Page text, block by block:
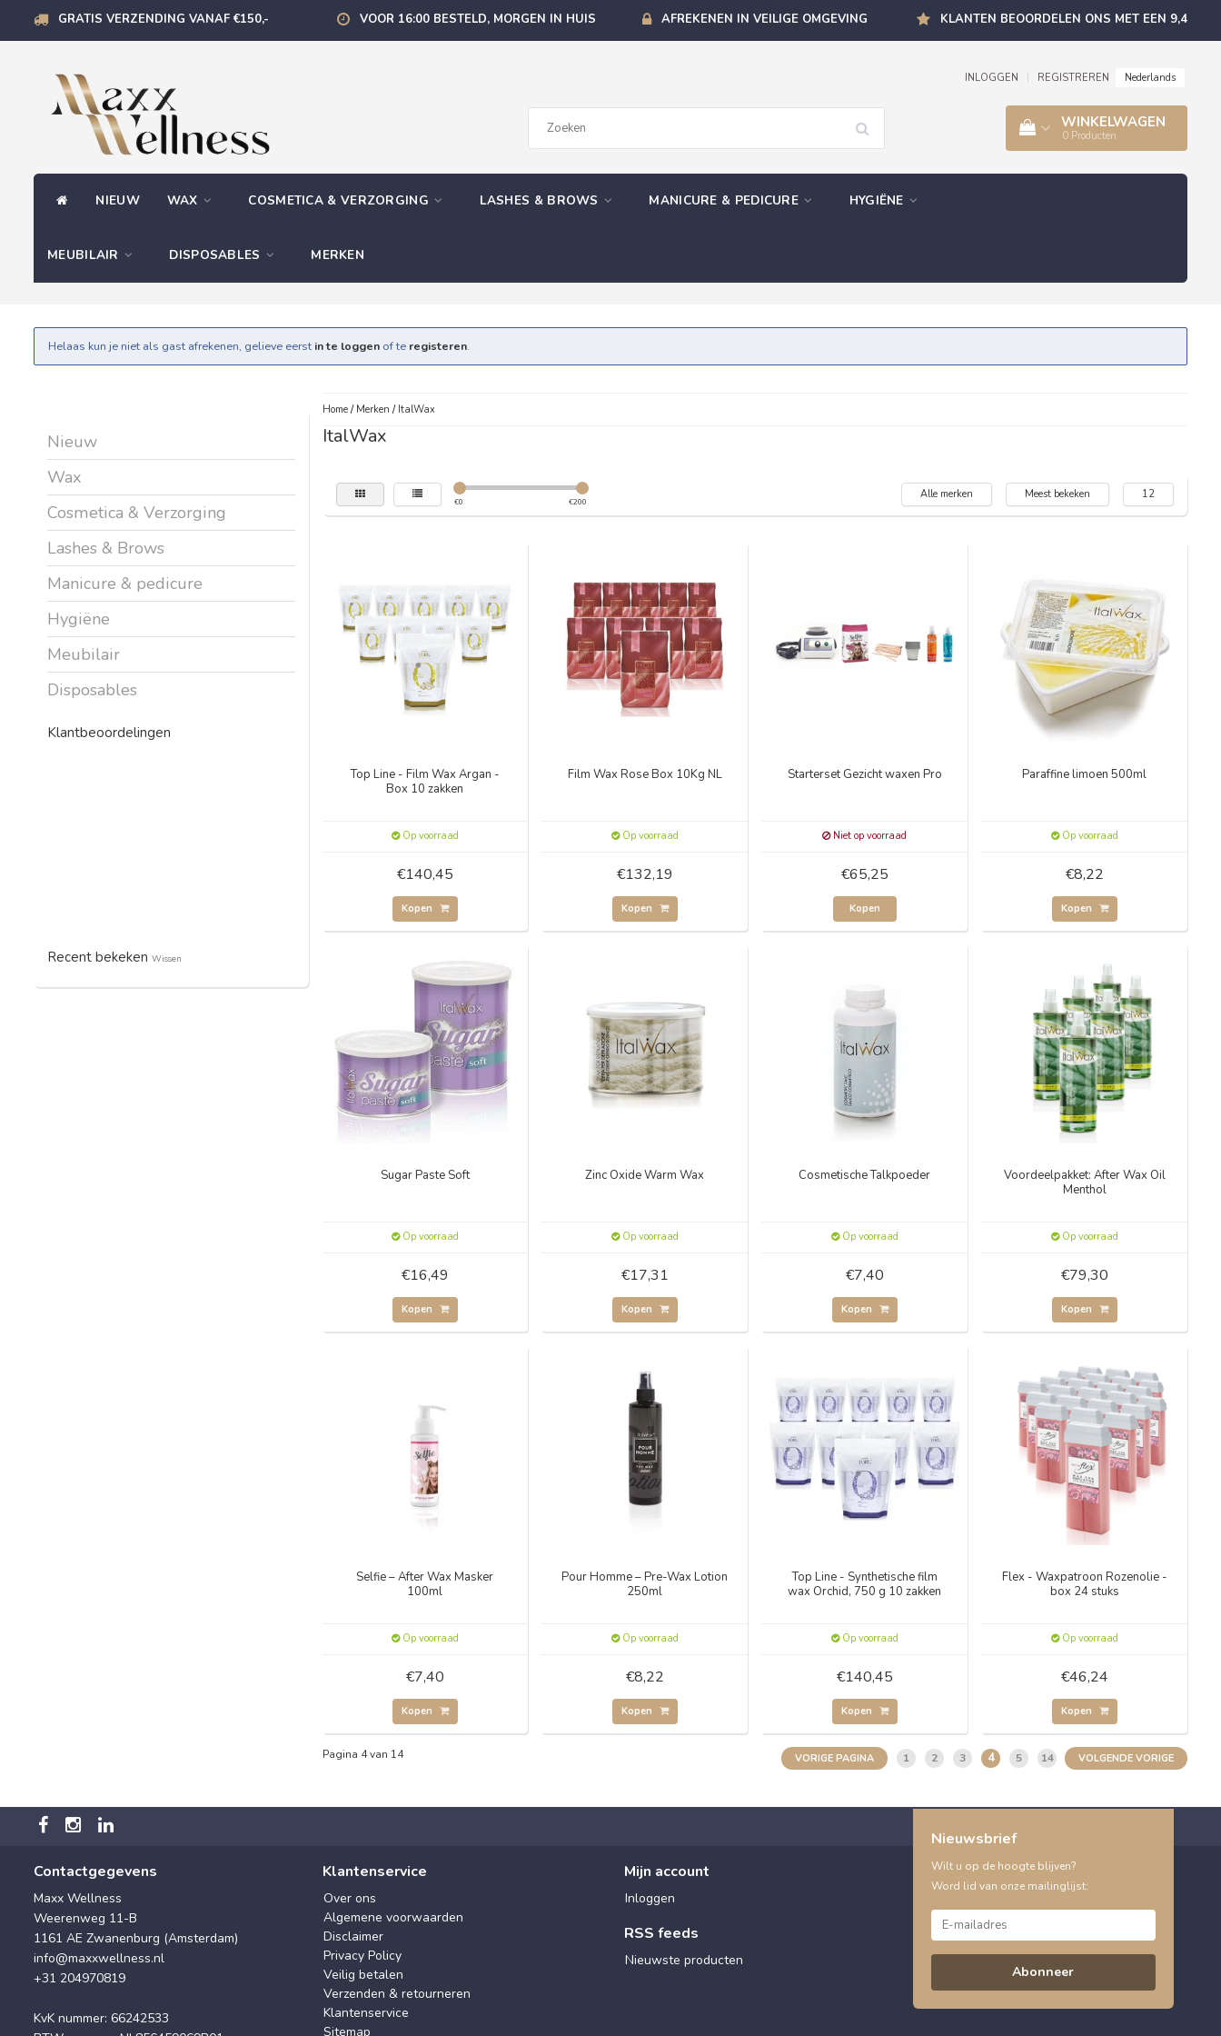
GRATIS VERZENDING VANAF €150,- VOOR 16:00 BESTELD, MORGEN IN HUIS AFREKENEN IN VEILIGE OMGEVING KLANTEN BEOORDELEN ONS MET EEN 9,4
INLOGGEN REGISTREREN Nederlands
WINKELWAGEN
0 Producten
NIEUW WAX COSMETICA & VERZORGING LASHES & BROWS MANICURE & PEDICURE HYGIËNE
MEUBILAIR DISPOSABLES MERKEN
Helaas kun je niet als gast afrekenen, gelieve eerst in te loggen of te registeren.
Nieuw
Wax
Cosmetica & Verzorging
Lashes & Brows
Manicure & pedicure
Hygiëne
Meubilair
Disposables
Klantbeoordelingen
Recent bekeken Wissen
Home/ Merken / ItalWax
ItalWax
€0 €200
Alle merken Meest bekeken 12
Top Line - Film Wax Argan -
Box 10 zakken
Op voorraad
€140,45
Kopen
Film Wax Rose Box 10Kg NL
Op voorraad
€132,19
Kopen
Starterset Gezicht waxen Pro
Niet op voorraad
€65,25
Kopen
Paraffine limoen 500ml
Op voorraad
€8,22
Kopen
Sugar Paste Soft
Op voorraad
€16,49
Kopen
Zinc Oxide Warm Wax
Op voorraad
€17,31
Kopen
Cosmetische Talkpoeder
Op voorraad
€7,40
Kopen
Voordeelpakket: After Wax Oil
Menthol
Op voorraad
€79,30
Kopen
Selfie – After Wax Masker
100ml
Op voorraad
€7,40
Kopen
Pour Homme – Pre-Wax Lotion
250ml
Op voorraad
€8,22
Kopen
Top Line - Synthetische film
wax Orchid, 750 g 10 zakken
Op voorraad
€140,45
Kopen
Flex - Waxpatroon Rozenolie -
box 24 stuks
Op voorraad
€46,24
Kopen
Pagina 4 van 14 VORIGE PAGINA 1 2 3 4 5 14 VOLGENDE VORIGE
Contactgegevens
Maxx Wellness
Weerenweg 11-B
1161 AE Zwanenburg (Amsterdam)
info@maxxwellness.nl
+31 204970819
KvK nummer: 66242533
Klantenservice
Over ons
Algemene voorwaarden
Disclaimer
Privacy Policy
Veilig betalen
Verzenden & retourneren
Klantenservice
Sitemap
Mijn account
Inloggen
RSS feeds
Nieuwste producten
Nieuwsbrief
Wilt u op de hoogte blijven?
Word lid van onze mailinglijst:
Abonneer